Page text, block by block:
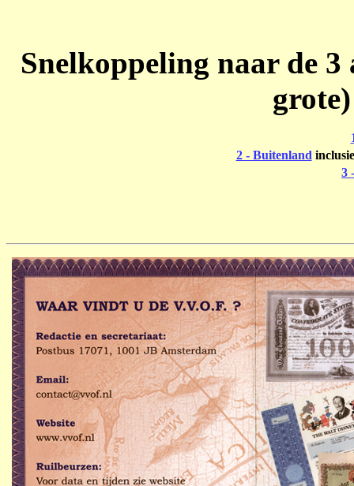
Snelkoppeling naar de 3
2 - Buitenland
3